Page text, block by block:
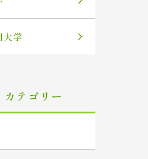
大学
カテゴリー